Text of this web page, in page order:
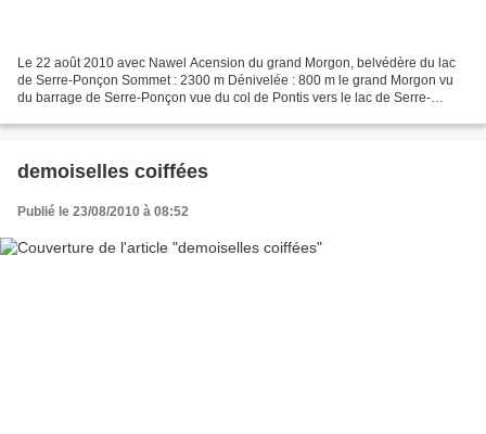
Le 22 août 2010 avec Nawel Acension du grand Morgon, belvédère du lac
de Serre-Ponçon Sommet : 2300 m Dénivelée : 800 m le grand Morgon vu
du barrage de Serre-Ponçon vue du col de Pontis vers le lac de Serre-
demoiselles coiffées
Publié le 23/08/2010 à 08:52